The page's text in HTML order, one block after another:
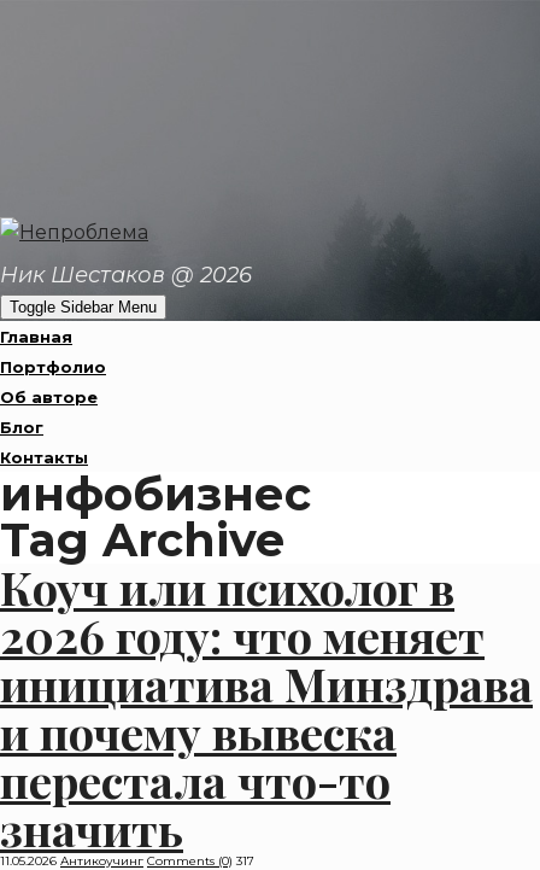
Ник Шестаков @ 2026
Toggle Sidebar Menu
Главная
Портфолио
Об авторе
Блог
Контакты
инфобизнес
Tag Archive
Коуч или психолог в
2026 году: что меняет
инициатива Минздрава
и почему вывеска
перестала что-то
значить
11.05.2026 Антикоучинг Comments (0) 317